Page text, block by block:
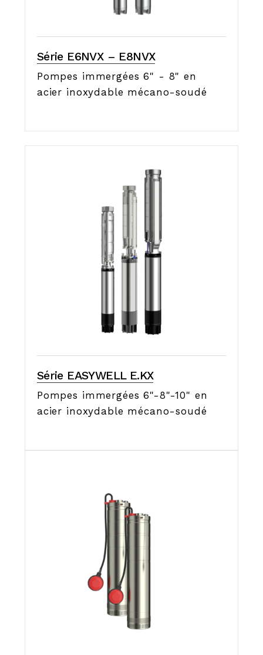
Série E6NVX – E8NVX
Pompes immergées 6" - 8" en
acier inoxydable mécano-soudé
Série EASYWELL E.KX
Pompes immergées 6"-8"-10" en
acier inoxydable mécano-soudé